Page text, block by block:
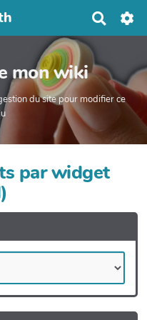
e
r
c
r
mon wiki
du site pour modifier ce
par widget